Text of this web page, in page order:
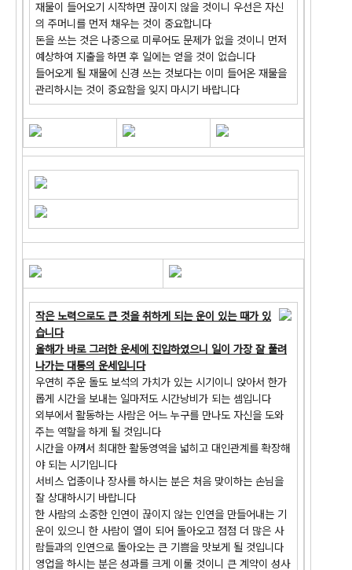
재물이 들어오기 시작하면 끊이지 않을 것이니 우선은 자신
의 주머니를 먼저 채우는 것이 중요합니다
돈을 쓰는 것은 나중으로 미루어도 문제가 없을 것이니 먼저
예상하여 지출을 하면 후 일에는 얻을 것이 없습니다
들어오게 될 재물에 신경 쓰는 것보다는 이미 들어온 재물을
관리하시는 것이 중요함을 잊지 마시기 바랍니다
작은 노력으로도 큰 것을 취하게 되는 운이 있는 때가 있
습니다
올해가 바로 그러한 운세에 진입하였으니 일이 가장 잘 풀려
나가는 대통의 운세입니다
우연히 주운 돌도 보석의 가치가 있는 시기이니 앉아서 한가
롭게 시간을 보내는 일마저도 시간낭비가 되는 셈입니다
외부에서 활동하는 사람은 어느 누구를 만나도 자신을 도와
주는 역할을 하게 될 것입니다
시간을 아껴서 최대한 활동영역을 넓히고 대인관계를 확장해
야 되는 시기입니다
서비스 업종이나 장사를 하시는 분은 처음 맞이하는 손님을
잘 상대하시기 바랍니다
한 사람의 소중한 인연이 끊이지 않는 인연을 만들어내는 기
운이 있으니 한 사람이 열이 되어 돌아오고 점점 더 많은 사
람들과의 인연으로 돌아오는 큰 기쁨을 맛보게 될 것입니다
영업을 하시는 분은 성과를 크게 이룰 것이니 큰 계약이 성사